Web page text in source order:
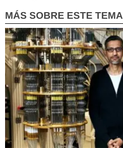
MÁS SOBRE ESTE TEMA